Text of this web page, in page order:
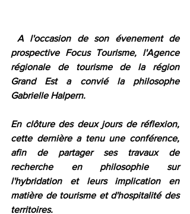
A l'occasion de son évenement de
prospective Focus Tourisme, l'Agence
régionale de tourisme de la région
Grand Est a convié la philosophe
Gabrielle Halpern.
En clôture des deux jours de réflexion,
cette dernière a tenu une conférence,
afin de partager ses travaux de
recherche en philosophie sur
l'hybridation et leurs implication en
matière de tourisme et d'hospitalité des
territoires.